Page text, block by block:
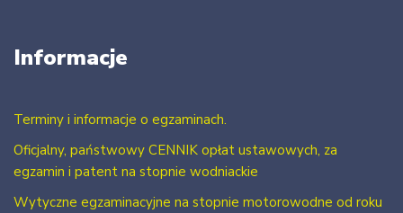
Informacje
Terminy i informacje o egzaminach.
Oficjalny, państwowy CENNIK opłat ustawowych, za
egzamin i patent na stopnie wodniackie
Wytyczne egzaminacyjne na stopnie motorowodne od roku